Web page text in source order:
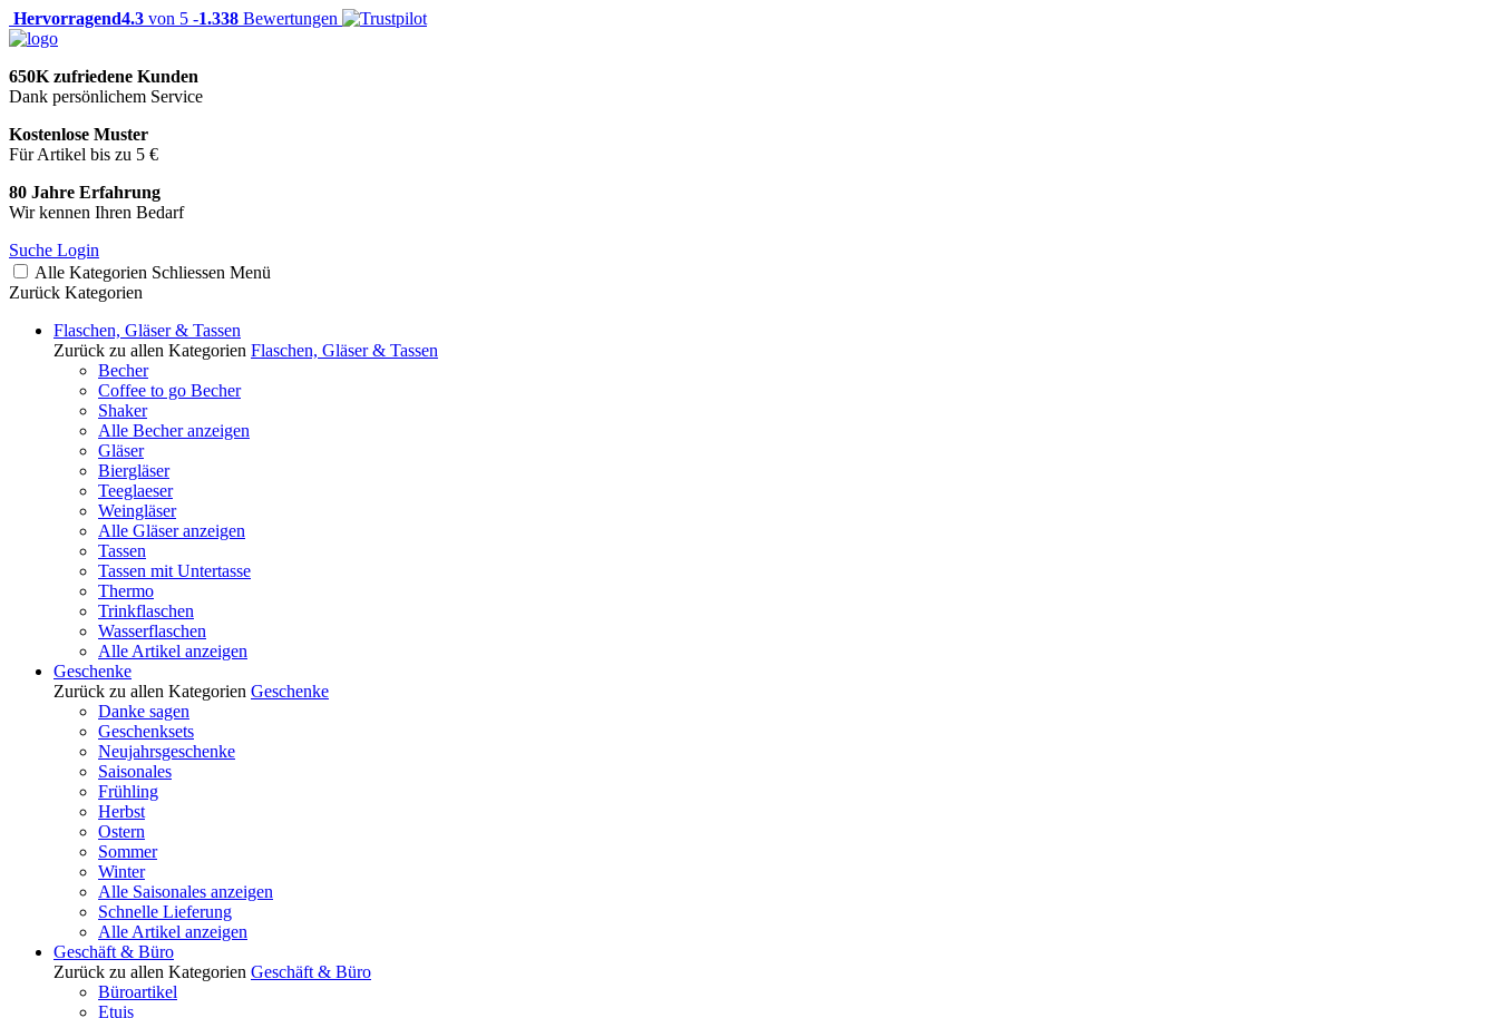
Hervorragend4.3 von 5 -1.338 Bewertungen
650K zufriedene Kunden
Dank persönlichem Service
Kostenlose Muster
Für Artikel bis zu 5 €
80 Jahre Erfahrung
Wir kennen Ihren Bedarf
Suche Login
Alle Kategorien Schliessen Menü
Zurück Kategorien
Flaschen, Gläser & Tassen
Zurück zu allen Kategorien Flaschen, Gläser & Tassen
Becher
Coffee to go Becher
Shaker
Alle Becher anzeigen
Gläser
Biergläser
Teeglaeser
Weingläser
Alle Gläser anzeigen
Tassen
Tassen mit Untertasse
Thermo
Trinkflaschen
Wasserflaschen
Alle Artikel anzeigen
Geschenke
Zurück zu allen Kategorien Geschenke
Danke sagen
Geschenksets
Neujahrsgeschenke
Saisonales
Frühling
Herbst
Ostern
Sommer
Winter
Alle Saisonales anzeigen
Schnelle Lieferung
Alle Artikel anzeigen
Geschäft & Büro
Zurück zu allen Kategorien Geschäft & Büro
Büroartikel
Etuis